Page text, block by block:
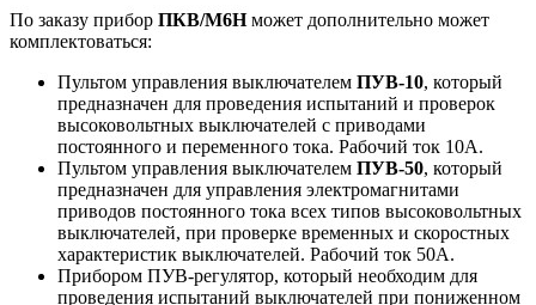
По заказу прибор ПКВ/М6Нможет дополнительно может
комплектоваться:
Пультом управления выключателем ПУВ-10, который
предназначен для проведения испытаний и проверок
высоковольтных выключателей с приводами
постоянного и переменного тока. Рабочий ток 10А.
Пультом управления выключателем ПУВ-50, который
предназначен для управления электромагнитами
приводов постоянного тока всех типов высоковольтных
выключателей, при проверке временных и скоростных
характеристик выключателей. Рабочий ток 50А.
Прибором ПУВ-регулятор, который необходим для
проведения испытаний выключателей при пониженном